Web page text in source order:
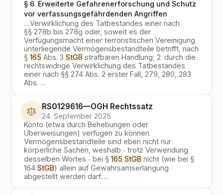
§ 6 Erweiterte Gefahrenerforschung und Schutz
vor verfassungsgefährdenden Angriffen
…Verwirklichung des Tatbestandes einer nach
§§ 278b bis 278g oder, soweit es der
Verfügungsmacht einer terroristischen Vereinigung
unterliegende Vermögensbestandteile betrifft, nach
§ 165 Abs. 3 StGB strafbaren Handlung; 2. durch die
rechtswidrige Verwirklichung des Tatbestandes
einer nach §§ 274 Abs. 2 erster Fall, 279, 280, 283
Abs. …
RS0129616—OGH Rechtssatz
24. September 2025
Konto (etwa durch Behebungen oder
Überweisungen) verfügen zu können.
Vermögensbestandteile sind eben nicht nur
körperliche Sachen, weshalb ‑ trotz Verwendung
desselben Wortes ‑ bei § 165 StGB nicht (wie bei §
164 StGB) allein auf Gewahrsamserlangung
abgestellt werden darf.…